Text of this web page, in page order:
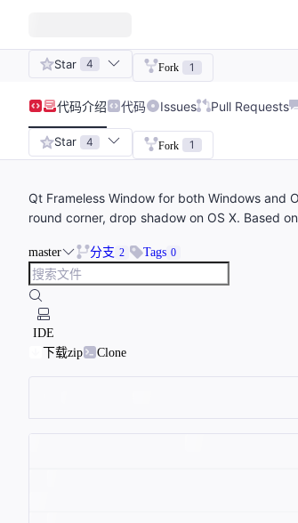
Star 4 Fork 1
代码介绍 代码 Issues Pull Requests
Star 4 Fork 1
Qt Frameless Window for both Windows and
round corner, drop shadow on OS X. Based
master 分支 2 Tags 0
IDE
下载zip
Clone